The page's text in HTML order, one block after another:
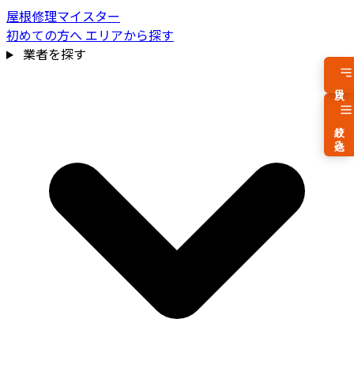
屋根修理マイスター
初めての方へ エリアから探す
業者を探す
費用相場を見る
絞り込み